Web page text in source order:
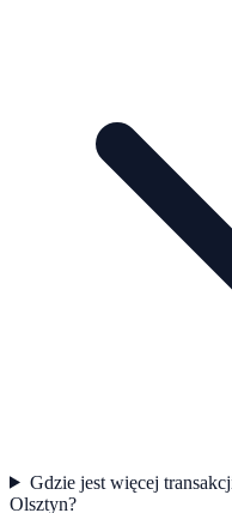
Gdzie jest więcej
Olsztyn?